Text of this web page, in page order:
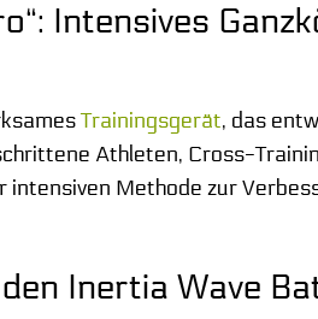
Intensives
Trainingsgerät, das
Athleten, Cross-
intensiven Methode zur
Inertia Wave